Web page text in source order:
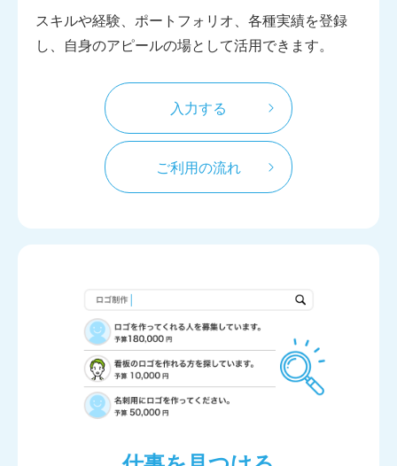
スキルや経験、ポートフォリオ、各種実績を登録
し、自身のアピールの場として活用できます。
入力する
ご利用の流れ